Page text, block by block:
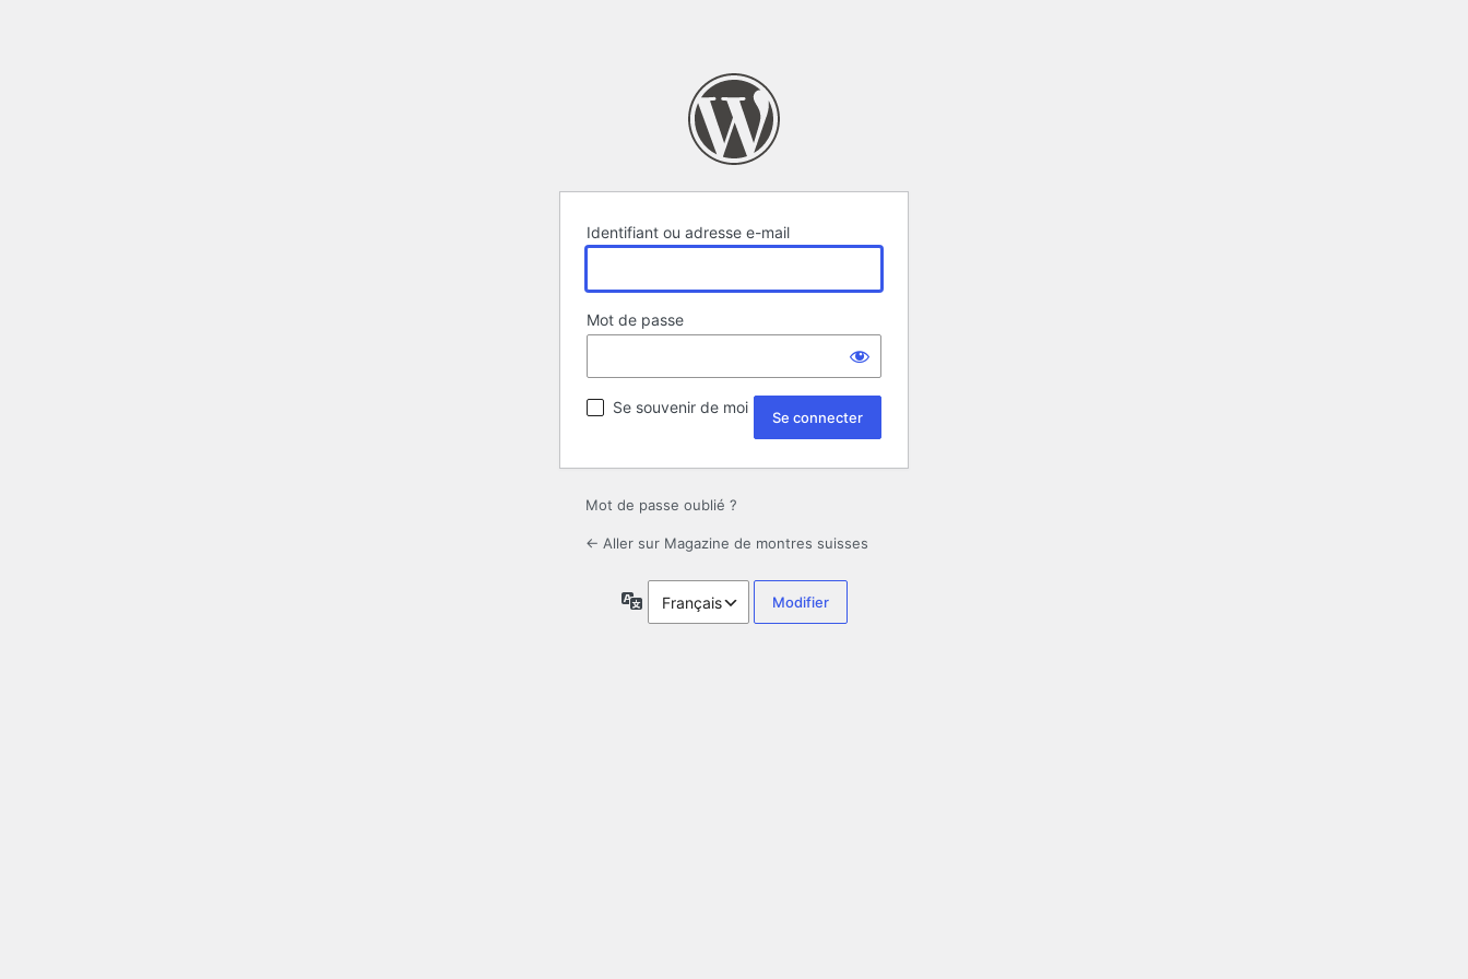
Identifiant ou adresse e-mail
Mot de passe
Se souvenir de moi
Mot de passe oublié ?
← Aller sur Magazine de montres suisses
Langue